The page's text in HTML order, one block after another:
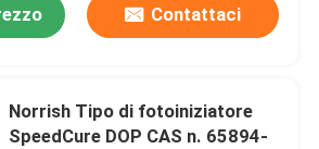
Contattaci
Norrish Tipo di fotoiniziatore
SpeedCure DOP CAS n. 65894-